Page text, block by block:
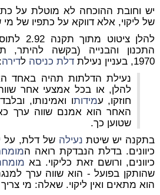
יש וחובת ההוכחה לא מוטלת על
של ליקוי, אלא דווקא על כתפיו של מי
להלן
התכנון והבנייה (בקשה להיתר,
1970, בעניין נעילת
דלת כניסה לדירה:
נעילת הדלתות תהיה באחד
להלן, או בכל אמצעי אחר
חוזקו, עמידותו ואמינותו,
האחר הוא אמנם שווה ערך
שטוען כך.
בתקנה יש שיטת נעילה
כיוונים. בדלת הנבדקת רואה ה
כיוונים, ורושם זאת כליקוי. בא
שהותקן בפועל - הוא שווה ערך
הוא מתאים ואין ליקוי. שאלה: מי צריך